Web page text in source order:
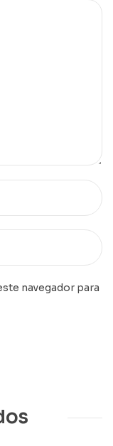
navegador para